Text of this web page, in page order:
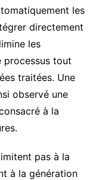
les
directement
les
processus tout
traitées. Une
observé une
à la
pas à la
à la génération